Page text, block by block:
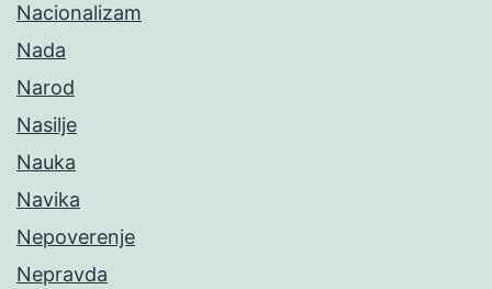
Nacionalizam
Nada
Narod
Nasilje
Nauka
Navika
Nepoverenje
Nepravda